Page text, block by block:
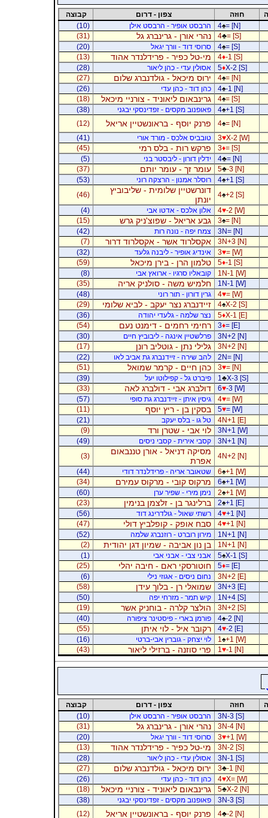
חוזה צפון - דרום
קבוצה
4♠= [N] הרבסט אופיר - הרבסט אילן
(10)
4♣= [S] נהרי אורן - גרינברג גל
(31)
4♠= [S] סרוסי דוד - וורך יגאל
(20)
4♦-1 [S] מי-טל כפיר - פרידלנדר אהוד
(13)
5♦X-2 [S] אסולין עדי - כהן ליאור
(28)
4♠= [N] ירוס מיכאל - גולדנברג שלום
(27)
4♠-1 [N] כהן דוד - כהן עדי
(26)
4♠= [S] גרינבאום ליאוניד - צורניי מיכאל
(18)
4♠+1 [S] פאופנוב מקסים - זפדינסקי יבגני
(38)
4♠= [N] פרנק יוסף - בראונשטיין אריאל
(12)
3♥X-2 [W] טובביס אלכס - מורד אורי
(41)
3♦= [S] פרקש רות - בלס רמי
(45)
4♣= [N] ידלין דורון - ליבסטר בני
(5)
5♣-3 [N] עומר זך - עומר יותם
(37)
4♠+1 [S] רוסלר אמנון - הרצקה רוני
(53)
4♠+2 [S]
דונרשטיין שלומית - שליבוביץ
יונתן
(46)
4♥-2 [W] אלון אלכס - אדטו אבי
(4)
3♠= [N] גבע אריאל - שפוצ'ניק גרש
(15)
3N= [N]
צמח יפה - נונה רות
(42)
3N+3 [N]
אקסלרוד אשר - אקסלרוד דרור
(7)
3♥= [W] אינדיג אופיר - ליבנה גלעד
(32)
5♦-1 [S] טלמון הרן - בירן מיכאל
(59)
1N-1 [W]
קובאליו סרגיו - ארואץ אבי
(8)
1N-1 [W]
חלמיש משה - סולניק אריה
(35)
4♥= [W] גרין דורון - תור רוני
(48)
4♠X-2 [S] זיידנברג נצר יעקב - לביא שלומי
(29)
5♦X-1 [E] נצר שלמה - גלעדי יהודה
(36)
3♦= [E] רחימי רחמים - דימנט נעם
(54)
3N+2 [N]
פרלשטיין אינגה - ליבוביץ חיים
(30)
3N+2 [N]
גלילי נתן - גוטליב רונן
(17)
2N= [N]
להב שירה - זיידנברג גת אביב לאו
(22)
3♥= [N] כהן חיים - קרמר שמואל
(51)
1 ♣X-3 [S] פיברט גל - קפילוטו יעל
(39)
6♥-3 [W] דולברג אבי - דולברג לאה
(33)
4♥= [W] גיסין איתן - זיידנברג גת סופי
(57)
5♥= [W] בסקין בן - ריץ יוסף
(11)
4N+1 [E]
טל גו - בלס יעקב
(21)
3N+1 [W]
לוי אבי - שטרן ורד
(9)
3N+1 [N]
קסבי אירית - קסבי ניסים
(49)
4N+2 [N]
מסיקה דניאל - אורן טננבאום
אפרת
(3)
6♠+1 [W] שטאובר אריה - פרידלנדר דודי
(44)
6♠+1 [W] מרקוס קובי - מרקוס עמירם
(34)
2♠+1 [W] נימן מירי - שפיר ערן
(60)
2♠+1 [E] ברלינגר בן - זלצמן בנימין
(23)
4♥+1 [N] רשתי שאול - גולדרינג דוד
(56)
4♥+1 [N] סבח אופק - קופלביץ דולי
(47)
1N+1 [N]
מירון רוברט - רוזנברג שלמה
(52)
1N+1 [N]
בן נון אביבה - שמיון דגן יהודית
(2)
5♠X-1 [S] אבני צבי - אבני אבי
(1)
5♦= [E] חוטורסקי ראם - חיבה יהלי
(25)
3N+2 [E]
נחום ניסים - אגוזי נילי
(6)
3N+3 [E]
שמואלי רן - בלוך עידן
(58)
1N+4 [S]
קיש תמר - מזרחי יפה
(50)
3N+2 [S]
הולצר קלרה - בוחניק אשר
(19)
4♠-2 [N] פורמן בארי - פיסטינר ציפורה
(40)
4♥-2 [E] רקובר איל - לוי איתן
(55)
1 ♠+1 [W] לוי יצחק - גוברין אבי-ברטי
(16)
1 ♥-1 [N] פרי סוזנה - ברזילי ליאור (43)
חוזה צפון - דרום
קבוצה
3N-3 [S]
הרבסט אופיר - הרבסט אילן
(10)
3N-4 [N]
נהרי אורן - גרינברג גל
(31)
3♥+1 [W] סרוסי דוד - וורך יגאל
(20)
3N-2 [S]
מי-טל כפיר - פרידלנדר אהוד
(13)
3N-1 [S]
אסולין עדי - כהן ליאור
(28)
3♣-1 [N] ירוס מיכאל - גולדנברג שלום
(27)
4♥X= [W] כהן דוד - כהן עדי
(26)
5♣X-2 [N] גרינבאום ליאוניד - צורניי מיכאל
(18)
3N-3 [S]
פאופנוב מקסים - זפדינסקי יבגני
(38)
4♣-2 [N] פרנק יוסף - בראונשטיין אריאל (12)